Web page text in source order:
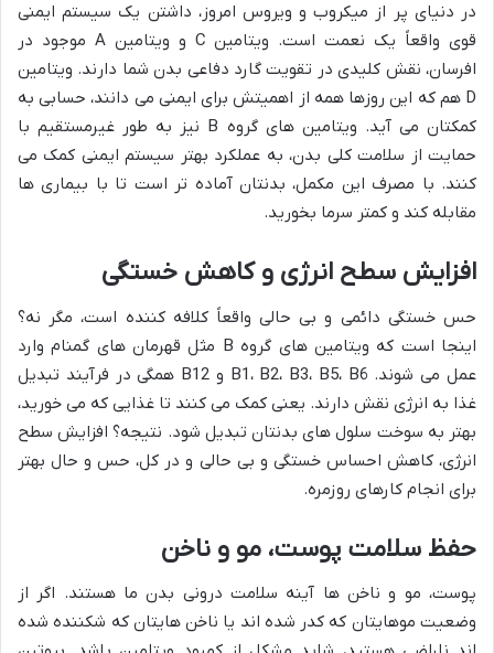
در دنیای پر از میکروب و ویروس امروز، داشتن یک سیستم ایمنی
قوی واقعاً یک نعمت است. ویتامین C و ویتامین A موجود در
افرسان، نقش کلیدی در تقویت گارد دفاعی بدن شما دارند. ویتامین
D هم که این روزها همه از اهمیتش برای ایمنی می دانند، حسابی به
کمکتان می آید. ویتامین های گروه B نیز به طور غیرمستقیم با
حمایت از سلامت کلی بدن، به عملکرد بهتر سیستم ایمنی کمک می
کنند. با مصرف این مکمل، بدنتان آماده تر است تا با بیماری ها
مقابله کند و کمتر سرما بخورید.
افزایش سطح انرژی و کاهش خستگی
حس خستگی دائمی و بی حالی واقعاً کلافه کننده است، مگر نه؟
اینجا است که ویتامین های گروه B مثل قهرمان های گمنام وارد
عمل می شوند. B1، B2، B3، B5، B6 و B12 همگی در فرآیند تبدیل
غذا به انرژی نقش دارند. یعنی کمک می کنند تا غذایی که می خورید،
بهتر به سوخت سلول های بدنتان تبدیل شود. نتیجه؟ افزایش سطح
انرژی، کاهش احساس خستگی و بی حالی و در کل، حس و حال بهتر
برای انجام کارهای روزمره.
حفظ سلامت پوست، مو و ناخن
پوست، مو و ناخن ها آینه سلامت درونی بدن ما هستند. اگر از
وضعیت موهایتان که کدر شده اند یا ناخن هایتان که شکننده شده